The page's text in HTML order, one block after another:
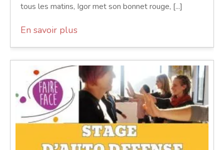
tous les matins, Igor met son bonnet rouge, [...]
En savoir plus